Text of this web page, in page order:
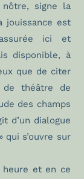
nôtre, signe la
jouissance est
ici et
disponible, à
que de citer
théâtre de
des champs
d’un dialogue
s’ouvre sur
heure et en ce